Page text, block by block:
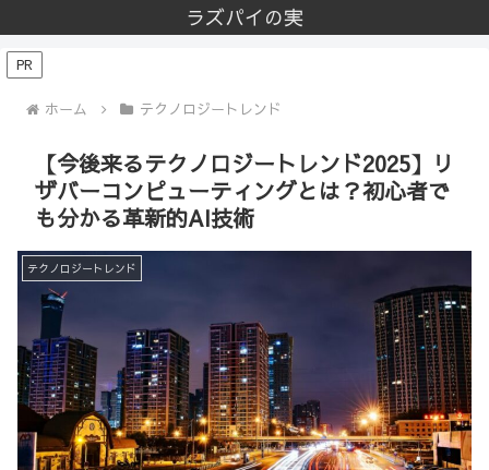
ラズパイの実
PR
ホーム テクノロジートレンド
【今後来るテクノロジートレンド2025】リ
ザバーコンピューティングとは？初心者で
も分かる革新的AI技術
テクノロジートレンド